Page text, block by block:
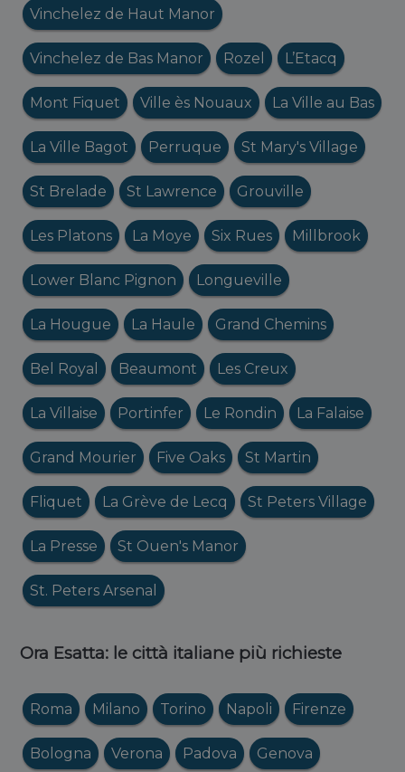
Vinchelez de Haut Manor
Vinchelez de Bas Manor Rozel L’Etacq
Mont Fiquet Ville ès Nouaux La Ville au Bas
La Ville Bagot Perruque St Mary's Village
St Brelade St Lawrence Grouville
Les Platons La Moye Six Rues Millbrook
Lower Blanc Pignon Longueville
La Hougue La Haule Grand Chemins
Bel Royal Beaumont Les Creux
La Villaise Portinfer Le Rondin La Falaise
Grand Mourier Five Oaks St Martin
Fliquet La Grève de Lecq St Peters Village
La Presse St Ouen's Manor
St. Peters Arsenal
Ora Esatta: le città italiane più richieste
Roma Milano Torino Napoli Firenze
Bologna Verona Padova Genova